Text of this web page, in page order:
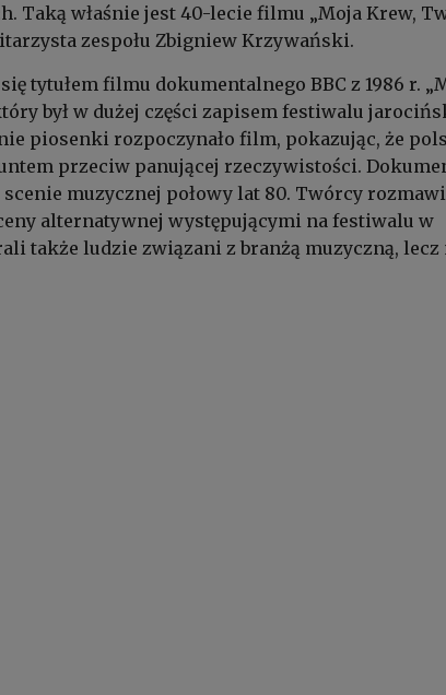
Taką właśnie jest 40-lecie filmu „Moja Krew,
zespołu Zbigniew Krzywański.
tytułem filmu dokumentalnego BBC z 1986 r.
był w dużej części zapisem festiwalu
piosenki rozpoczynało film, pokazując, że
przeciw panującej rzeczywistości.
muzycznej połowy lat 80. Twórcy
alternatywnej występującymi na festiwalu w
także ludzie związani z branżą muzyczną, lecz